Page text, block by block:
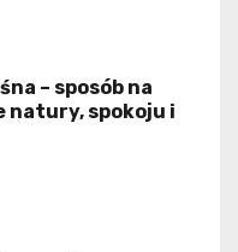
– sposób na
natury, spokoju i